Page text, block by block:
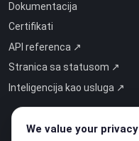
Dokumentacija
Certifikati
API referenca ↗
Stranica sa statusom ↗
Inteligencija kao usluga ↗
We value your privacy